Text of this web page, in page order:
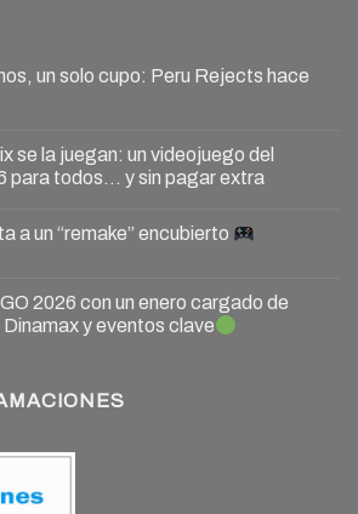
un solo cupo: Peru Rejects hace
se la juegan: un videojuego del
para todos… y sin pagar extra
a un “remake” encubierto
2026 con un enero cargado de
y eventos clave